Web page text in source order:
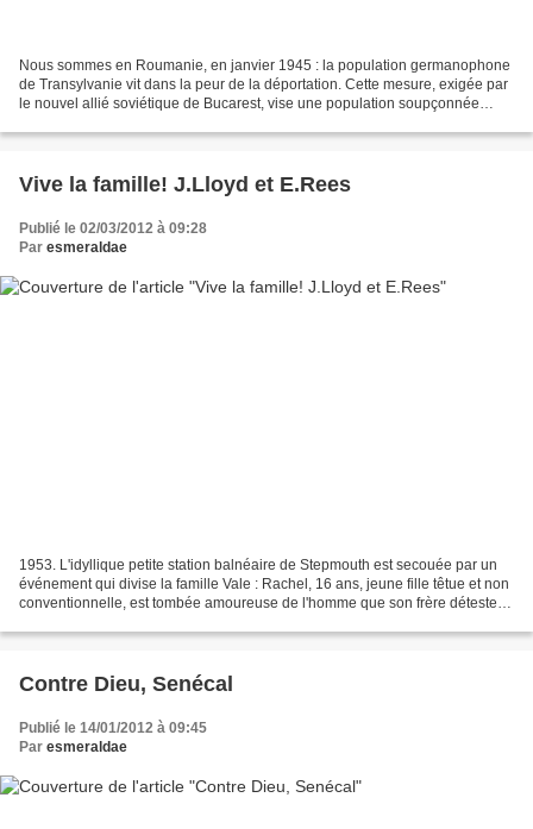
Nous sommes en Roumanie, en janvier 1945 : la population germanophone
de Transylvanie vit dans la peur de la déportation. Cette mesure, exigée par
le nouvel allié soviétique de Bucarest, vise une population soupçonnée
Vive la famille! J.Lloyd et E.Rees
Publié le 02/03/2012 à 09:28
Par esmeraldae
1953. L'idyllique petite station balnéaire de Stepmouth est secouée par un
événement qui divise la famille Vale : Rachel, 16 ans, jeune fille têtue et non
conventionnelle, est tombée amoureuse de l'homme que son frère déteste.
Contre Dieu, Senécal
Publié le 14/01/2012 à 09:45
Par esmeraldae